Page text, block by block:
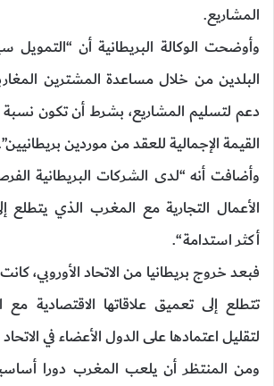
المشاريع.
وأوضحت الوكالة البريطانية أن “التمويل
البلدين من خلال مساعدة المشترين
القيمة الإجمالية للعقد من موردين
وأضافت أنه “لدى الشركات البريطانية
الأعمال التجارية مع المغرب الذي
أكثر استدامة “.
فبعد خروج بريطانيا من الاتحاد الأوروبي،
تتطلع إلى تعميق علاقاتها الاقتصادية
لتقليل اعتمادها على الدول الأعضاء في الاتحاد
ومن المنتظر أن يلعب المغرب دورا أساسيا